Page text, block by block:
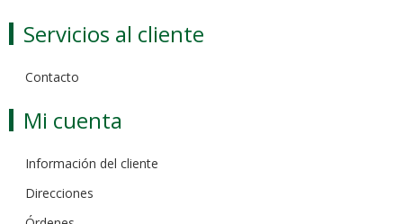
Servicios al cliente
Contacto
Mi cuenta
Información del cliente
Direcciones